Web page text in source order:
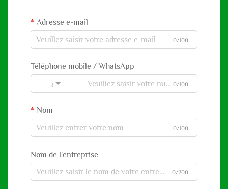
Adresse e-mail
0/100
Téléphone mobile / WhatsApp
Code 0/100
Nom
0/100
Nom de l'entreprise
0/200